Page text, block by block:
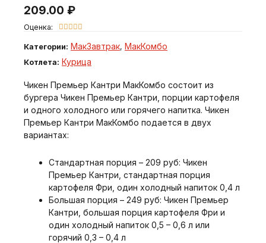
209.00 ₽
Оценка: 
Категории: МакЗавтрак, МакКомбо
Котлета: Курица
Чикен Премьер Кантри МакКомбо состоит из
бургера Чикен Премьер Кантри, порции картофеля
и одного холодного или горячего напитка. Чикен
Премьер Кантри МакКомбо подается в двух
вариантах:
Стандартная порция – 209 руб: Чикен
Премьер Кантри, стандартная порция
картофеля Фри, один холодный напиток 0,4 л
Большая порция – 249 руб: Чикен Премьер
Кантри, большая порция картофеля Фри и
один холодный напиток 0,5 – 0,6 л или
горячий 0,3 – 0,4 л